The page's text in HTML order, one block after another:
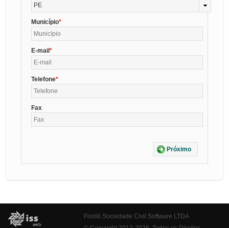
PE
Município
E-mail
Telefone
Fax
Próximo
Fiorilli Sociedade Civil Software LTDA